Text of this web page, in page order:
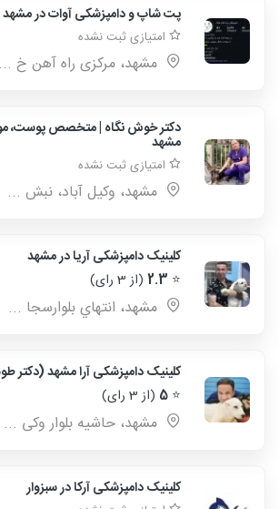
پت شاپ و دامپزشکی آوات در مشهد
امتیازی ثبت نشده
مشهد، مرکزی راه آهن خ ...
دکتر خوش نگاه | متخصص پوست، مو
مشهد
امتیازی ثبت نشده
مشهد، وکیل آباد، نبش ...
کلینیک دامپزشکی آریا در مشهد
⭐
2.3 (از 3 رای)
مشهد، انتهاي بلوارسجا ...
کلینیک دامپزشکی آرا مشهد (دکتر
⭐
5 (از 3 رای)
مشهد، حاشیه بلوار وکی ...
کلینیک دامپزشکی آرکا در سبزوار